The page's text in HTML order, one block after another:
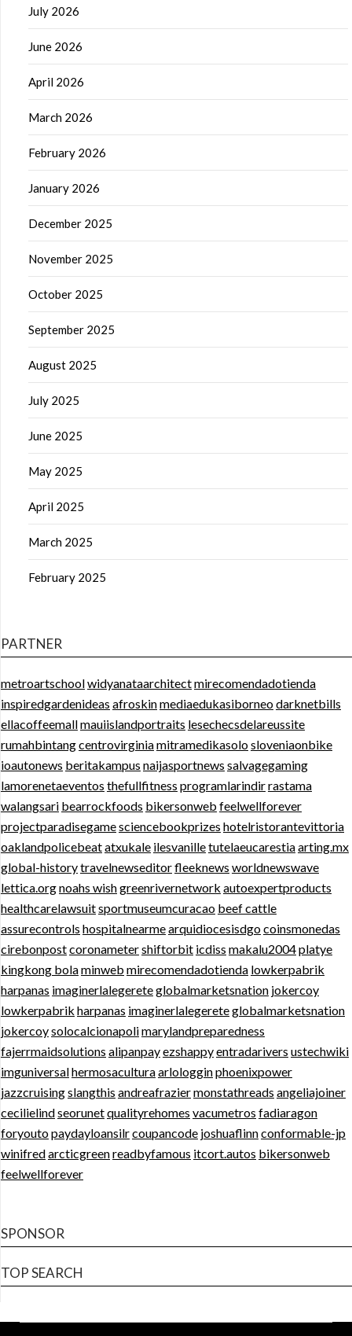
July 2026
June 2026
April 2026
March 2026
February 2026
January 2026
December 2025
November 2025
October 2025
September 2025
August 2025
July 2025
June 2025
May 2025
April 2025
March 2025
February 2025
PARTNER
metroartschoolwidyanataarchitectmirecomendadotienda
inspiredgardenideas afroskinmediaedukasiborneodarknetbills
ellacoffeemallmauiislandportraits lesechecsdelareussite
rumahbintangcentrovirginiamitramedikasolosloveniaonbike
ioautonews beritakampus naijasportnews salvagegaming
lamorenetaeventos thefullfitness programlarindirrastama
walangsari bearrockfoods bikersonweb feelwellforever
projectparadisegamesciencebookprizes hotelristorantevittoria
oaklandpolicebeatatxukale ilesvanilletutelaeucarestiaarting.mx
global-historytravelnewseditorfleeknews worldnewswave
lettica.orgnoahs wishgreenrivernetwork autoexpertproducts
healthcarelawsuitsportmuseumcuracao beef cattle
assurecontrols hospitalnearmearquidiocesisdgocoinsmonedas
cirebonpostcoronametershiftorbit icdiss makalu2004platye
kingkong bolaminweb mirecomendadotienda lowkerpabrik
harpanas imaginerlalegereteglobalmarketsnation jokercoy
lowkerpabrik harpanas imaginerlalegereteglobalmarketsnation
jokercoysolocalcionapolimarylandpreparedness
fajerrmaidsolutions alipanpayezshappyentradarivers ustechwiki
imguniversalhermosaculturaarlologginphoenixpower
jazzcruisingslangthis andreafraziermonstathreads angeliajoiner
cecilielindseorunetqualityrehomes vacumetros fadiaragon
foryoutopaydayloansilrcoupancode joshuaflinnconformable-jp
winifredarcticgreenreadbyfamous itcort.autos bikersonweb
feelwellforever
SPONSOR
TOP SEARCH